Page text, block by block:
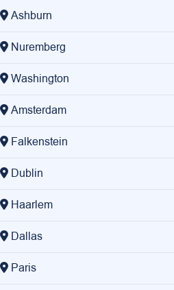
Ashburn
Nuremberg
Washington
Amsterdam
Falkenstein
Dublin
Haarlem
Dallas
Paris